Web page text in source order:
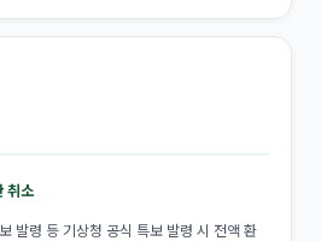
취소
발령 등 기상청 공식 특보 발령 시 전액 환